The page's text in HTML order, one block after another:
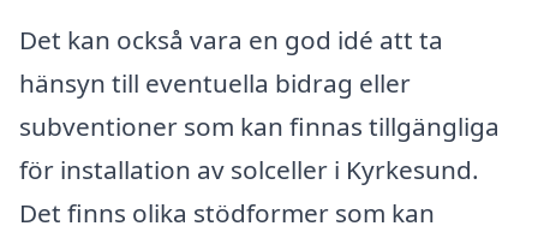
Det kan också vara en god idé att ta
hänsyn till eventuella bidrag eller
subventioner som kan finnas tillgängliga
för installation av solceller i Kyrkesund.
Det finns olika stödformer som kan